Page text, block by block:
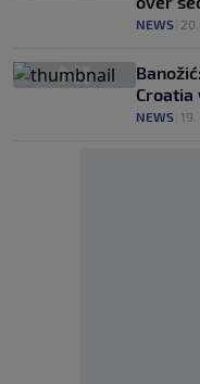
NEWS
NEWS 19.